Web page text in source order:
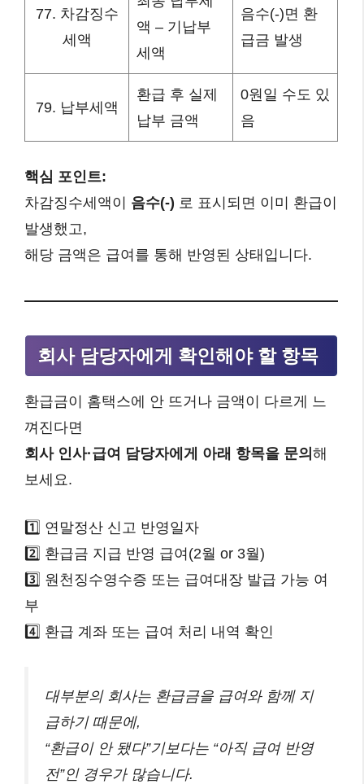
77. 차감징수
세액
액 – 기납부
세액
음수(-)면 환
급금 발생
79. 납부세액
환급 후 실제
납부 금액
0원일 수도 있
음
핵심 포인트:
차감징수세액이 음수(-) 로 표시되면 이미 환급이
발생했고,
해당 금액은 급여를 통해 반영된 상태입니다.
회사 담당자에게 확인해야 할 항목
환급금이 홈택스에 안 뜨거나 금액이 다르게 느
껴진다면
회사 인사·급여 담당자에게 아래 항목을 문의 해
보세요.
1️⃣ 연말정산 신고 반영일자
2️⃣ 환급금 지급 반영 급여(2월 or 3월)
3️⃣ 원천징수영수증 또는 급여대장 발급 가능 여
부
4️⃣ 환급 계좌 또는 급여 처리 내역 확인
대부분의 회사는 환급금을 급여와 함께 지
급하기 때문에,
“환급이 안 됐다”기보다는 “아직 급여 반영
전”인 경우가 많습니다.